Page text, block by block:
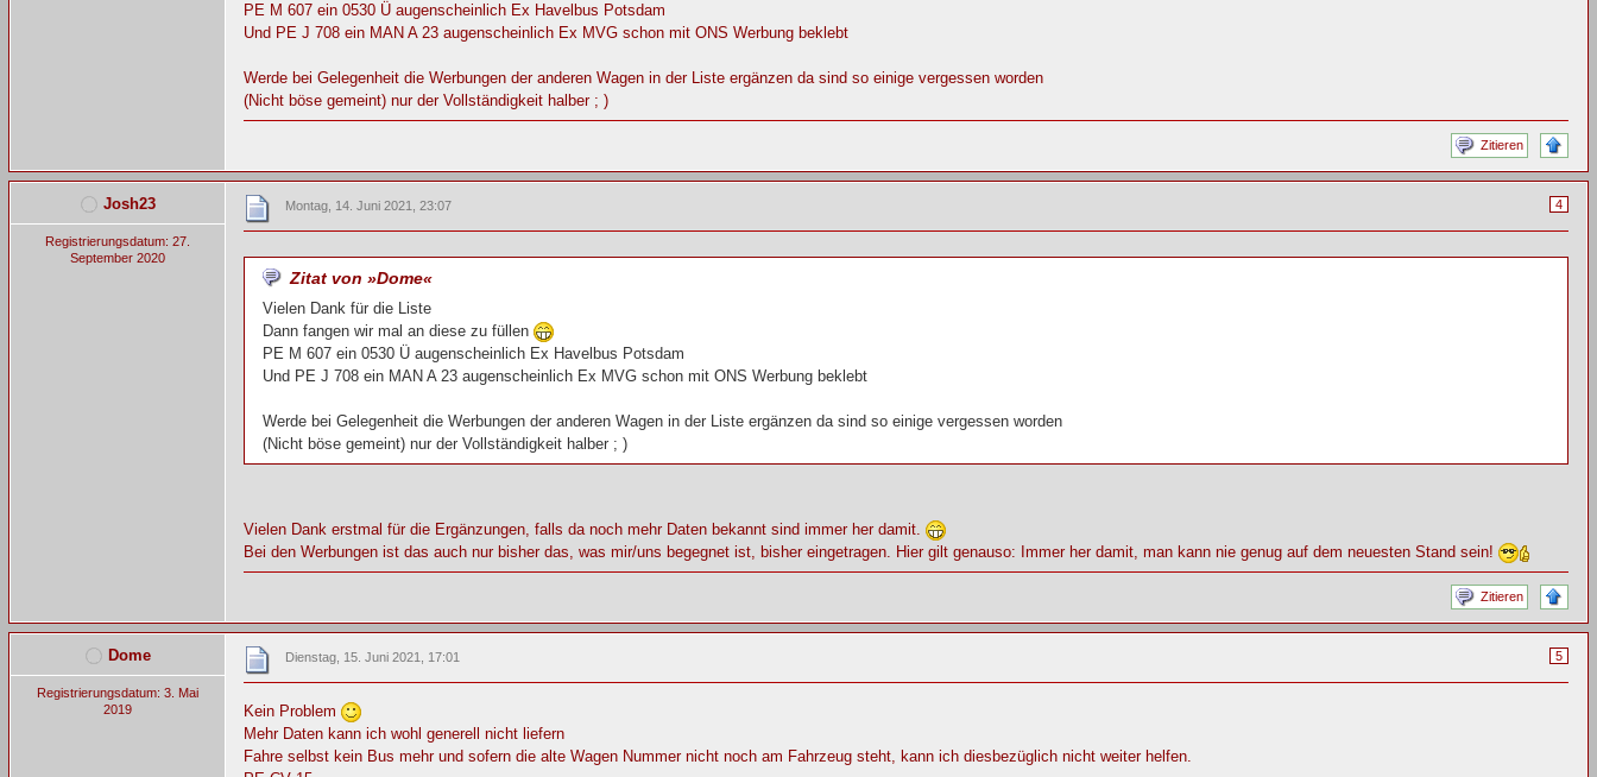
PE M 607 ein 0530 Ü augenscheinlich Ex Havelbus Potsdam
Und PE J 708 ein MAN A 23 augenscheinlich Ex MVG schon mit ONS Werbung beklebt
Werde bei Gelegenheit die Werbungen der anderen Wagen in der Liste ergänzen da sind so einige vergessen worden
(Nicht böse gemeint) nur der Vollständigkeit halber ; )
Zitieren
Josh23
Registrierungsdatum: 27.
September 2020
4
Montag, 14. Juni 2021, 23:07
Zitat von »Dome«
Vielen Dank für die Liste
Dann fangen wir mal an diese zu füllen
PE M 607 ein 0530 Ü augenscheinlich Ex Havelbus Potsdam
Und PE J 708 ein MAN A 23 augenscheinlich Ex MVG schon mit ONS Werbung beklebt
Werde bei Gelegenheit die Werbungen der anderen Wagen in der Liste ergänzen da sind so einige vergessen worden
(Nicht böse gemeint) nur der Vollständigkeit halber ; )
Vielen Dank erstmal für die Ergänzungen, falls da noch mehr Daten bekannt sind immer her damit.
Bei den Werbungen ist das auch nur bisher das, was mir/uns begegnet ist, bisher eingetragen. Hier gilt genauso: Immer her damit, man kann nie genug auf dem neuesten Stand sein!
Zitieren
Dome
Registrierungsdatum: 3. Mai
2019
5
Dienstag, 15. Juni 2021, 17:01
Kein Problem
Mehr Daten kann ich wohl generell nicht liefern
Fahre selbst kein Bus mehr und sofern die alte Wagen Nummer nicht noch am Fahrzeug steht, kann ich diesbezüglich nicht weiter helfen.